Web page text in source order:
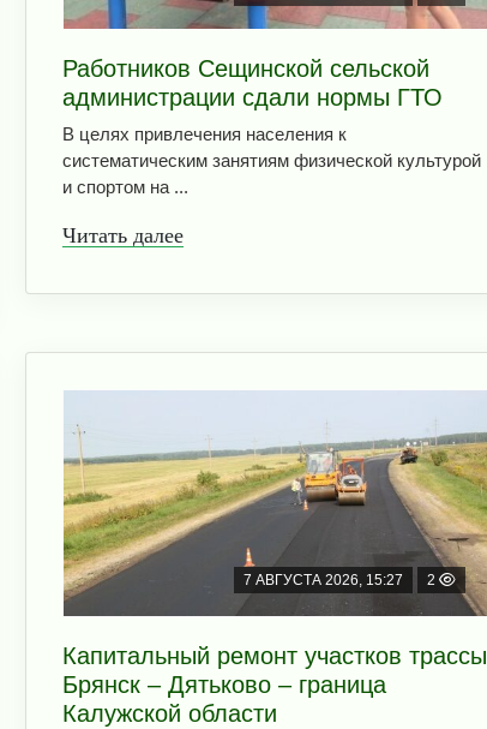
Работников Сещинской сельской
администрации сдали нормы ГТО
В целях привлечения населения к
систематическим занятиям физической культурой
и спортом на ...
Читать далее
7 АВГУСТА 2026, 15:27 2
Капитальный ремонт участков трассы
Брянск – Дятьково – граница
Калужской области